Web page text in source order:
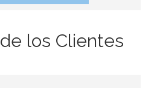
los Clientes